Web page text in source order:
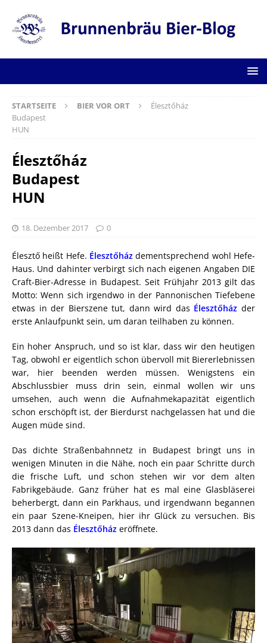
STARTSEITE BIER VOR ORT
Élesztőház
Budapest
HUN
Élesztőház
Budapest
HUN
18. Dezember 2017 0
Élesztő heißt Hefe. Élesztőház dementsprechend wohl Hefe-
Haus. Und dahinter verbirgt sich nach eigenen Angaben DIE
Craft-Bier-Adresse in Budapest. Seit Frühjahr 2013 gilt das
Motto: Wenn sich irgendwo in der Pannonischen Tiefebene
etwas in der Bierszene tut, dann wird das Élesztőház der
erste Anlaufpunkt sein, um daran teilhaben zu können.
Ein hoher Anspruch, und so ist klar, dass wir den heutigen
Tag, obwohl er eigentlich schon übervoll mit Biererlebnissen
war, hier beenden werden müssen. Wenigstens ein
Abschlussbier muss drin sein, einmal wollen wir uns
umsehen, auch wenn die Aufnahmekapazität eigentlich
schon erschöpft ist, der Bierdurst nachgelassen hat und die
Augen müde sind.
Das dichte Straßenbahnnetz in Budapest bringt uns in
wenigen Minuten in die Nähe, noch ein paar Schritte durch
die frische Luft, und schon stehen wir vor dem alten
Fabrikgebäude. Ganz früher hat es mal eine Glasbläserei
beherbergt, dann ein Parkhaus, und irgendwann begannen
ein paar Szene-Kneipen, hier ihr Glück zu versuchen. Bis
2013 dann das Élesztőház eröffnete.